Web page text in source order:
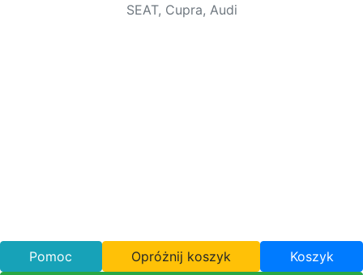
SEAT, Cupra, Audi
Pomoc Opróżnij koszyk Koszyk